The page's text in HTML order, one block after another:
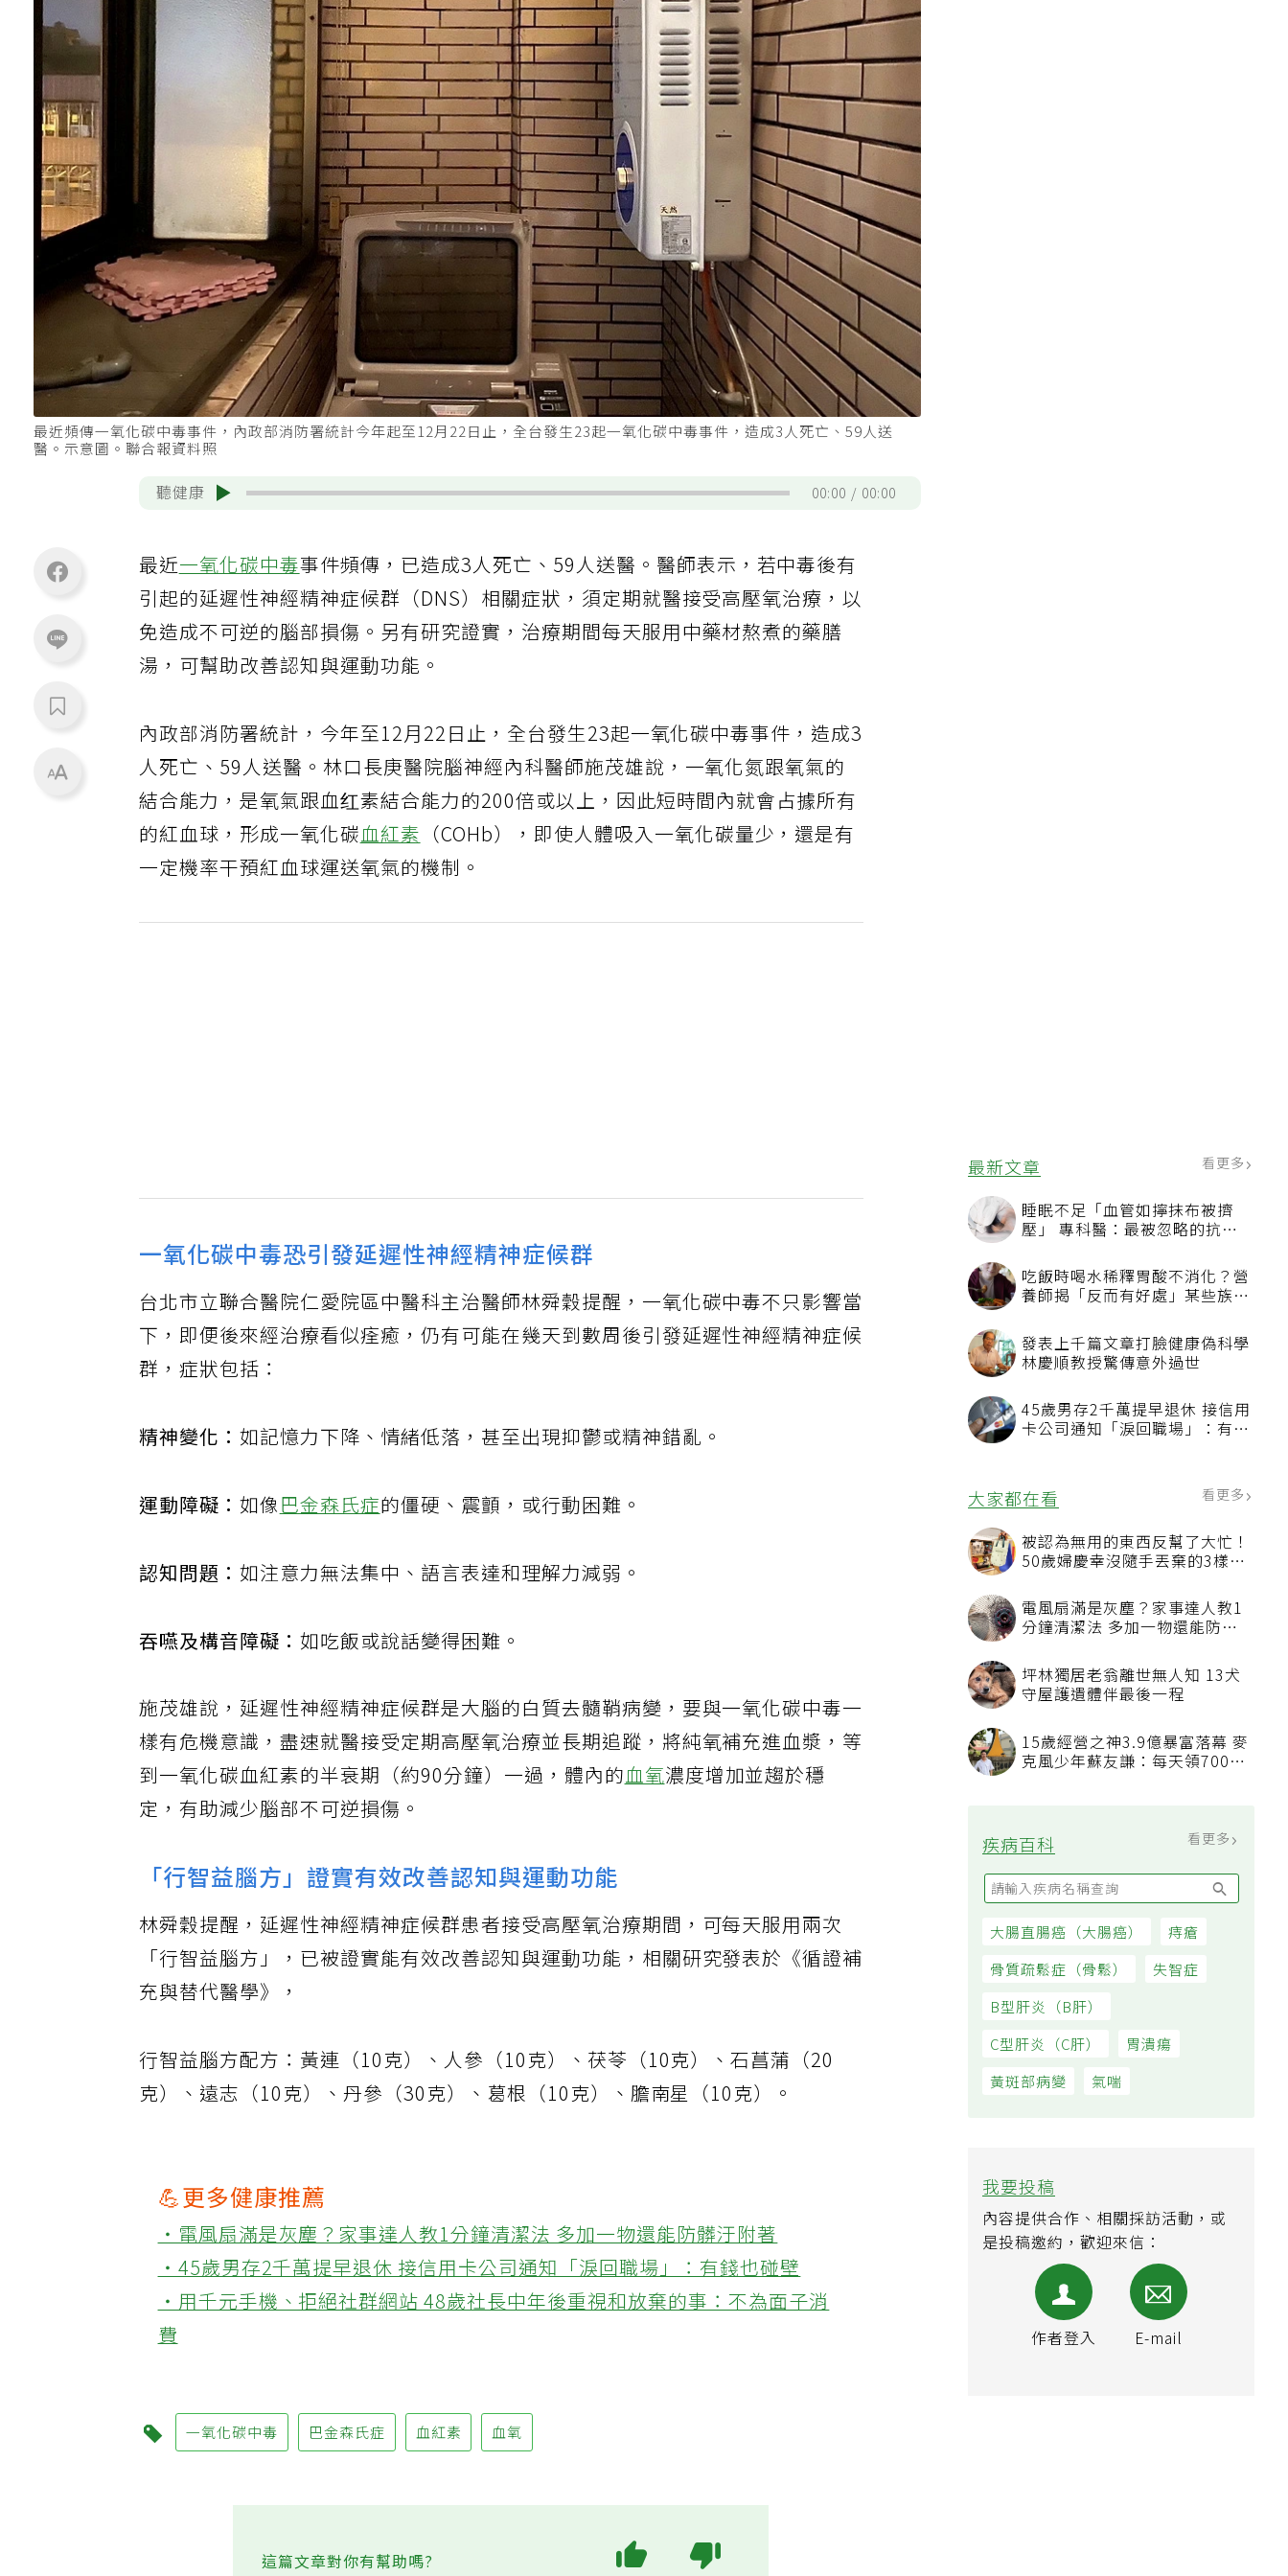
最新文章 看更多
睡眠不足「血管如擰抹布被擠
壓」 專科醫：最被忽略的抗老
吃飯時喝水稀釋胃酸不消化？營
養師揭「反而有好處」某些族群
發表上千篇文章打臉健康偽科學
林慶順教授驚傳意外過世
45歲男存2千萬提早退休 接信用
卡公司通知「淚回職場」：有錢
大家都在看 看更多
被認為無用的東西反幫了大忙！
50歲婦慶幸沒隨手丟棄的3樣物
電風扇滿是灰塵？家事達人教1
分鐘清潔法 多加一物還能防髒
坪林獨居老翁離世無人知 13犬
守屋護遺體伴最後一程
15歲經營之神3.9億暴富落幕 麥
克風少年蘇友謙：每天領700元
疾病百科
大腸直腸癌（大腸癌） 痔瘡
骨質疏鬆症（骨鬆） 失智症
B型肝炎（B肝）
C型肝炎（C肝）
黃斑部病變
我要投稿
內容提供合作、相關採訪活動，或
是投稿邀約，歡迎來信：
最近頻傳一氧化碳中毒事件，內政部消防署統計今年起至12月22日止，全台發生23起一氧化碳中毒事件，造成3人死亡、59人送
醫。示意圖。聯合報資料照
聽健康 00:00 00:00
最近一氧化碳中毒事件頻傳，已造成3人死亡、59人送醫。醫師表示，若中毒後有
引起的延遲性神經精神症候群（DNS）相關症狀，須定期就醫接受高壓氧治療，以
免造成不可逆的腦部損傷。另有研究證實，治療期間每天服用中藥材熬煮的藥膳
湯，可幫助改善認知與運動功能。
內政部消防署統計，今年至12月22日止，全台發生23起一氧化碳中毒事件，造成3
人死亡、59人送醫。林口長庚醫院腦神經內科醫師施茂雄說，一氧化氮跟氧氣的
結合能力，是氧氣跟血红素結合能力的200倍或以上，因此短時間內就會占據所有
的紅血球，形成一氧化碳血紅素 （COHb），即使人體吸入一氧化碳量少，還是有
一定機率干預紅血球運送氧氣的機制。
一氧化碳中毒恐引發延遲性神經精神症候群
台北市立聯合醫院仁愛院區中醫科主治醫師林舜穀提醒，一氧化碳中毒不只影響當
下，即便後來經治療看似痊癒，仍有可能在幾天到數周後引發延遲性神經精神症候
群，症狀包括：
精神變化： 如記憶力下降、情緒低落，甚至出現抑鬱或精神錯亂。
運動障礙： 如像巴金森氏症的僵硬、震顫，或行動困難。
認知問題： 如注意力無法集中、語言表達和理解力減弱。
吞嚥及構音障礙：如吃飯或說話變得困難。
施茂雄說，延遲性神經精神症候群是大腦的白質去髓鞘病變，要與一氧化碳中毒一
樣有危機意識，盡速就醫接受定期高壓氧治療並長期追蹤，將純氧補充進血漿，等
到一氧化碳血紅素的半衰期（約90分鐘）一過，體內的血氧濃度增加並趨於穩
定，有助減少腦部不可逆損傷。
「行智益腦方」證實有效改善認知與運動功能
林舜穀提醒，延遲性神經精神症候群患者接受高壓氧治療期間，可每天服用兩次
「行智益腦方」，已被證實能有效改善認知與運動功能，相關研究發表於《循證補
充與替代醫學》，
行智益腦方配方：黃連（10克）、人參（10克）、茯苓（10克）、石菖蒲（20
克）、遠志（10克）、丹參（30克）、葛根（10克）、膽南星（10克）。
💪更多健康推薦
‧電風扇滿是灰塵？家事達人教1分鐘清潔法 多加一物還能防髒汙附著
‧45歲男存2千萬提早退休 接信用卡公司通知「淚回職場」：有錢也碰壁
‧用千元手機、拒絕社群網站 48歲社長中年後重視和放棄的事：不為面子消
費
一氧化碳中毒 巴金森氏症 血紅素 血氧